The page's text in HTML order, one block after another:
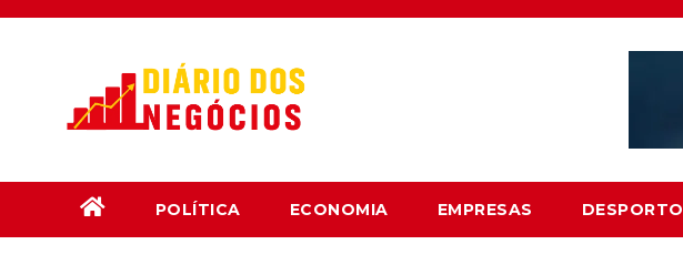
Skip
POLÍTICA ECONOMIA EMPRESAS DESPORTO